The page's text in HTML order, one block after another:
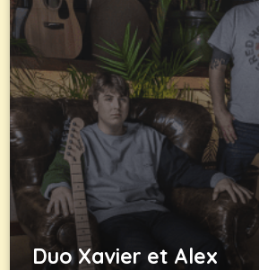
Duo Xavier et Alex